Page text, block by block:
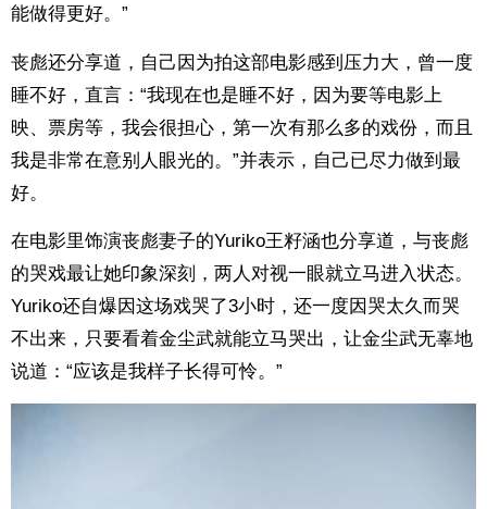
能做得更好。”
丧彪还分享道，自己因为拍这部电影感到压力大，曾一度
睡不好，直言：“我现在也是睡不好，因为要等电影上
映、票房等，我会很担心，第一次有那么多的戏份，而且
我是非常在意别人眼光的。”并表示，自己已尽力做到最
好。
在电影里饰演丧彪妻子的Yuriko王籽涵也分享道，与丧彪
的哭戏最让她印象深刻，两人对视一眼就立马进入状态。
Yuriko还自爆因这场戏哭了3小时，还一度因哭太久而哭
不出来，只要看着金尘武就能立马哭出，让金尘武无辜地
说道：“应该是我样子长得可怜。”